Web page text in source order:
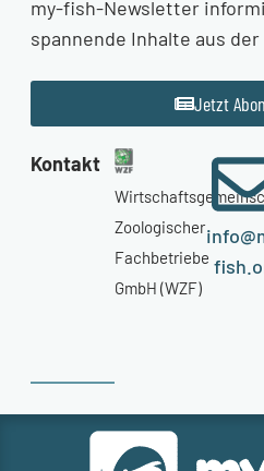
my-fish-Newsletter
spannende Inhalte aus
Jetzt
Kontakt
Zoologischer
Fachbetriebe
GmbH (WZF)